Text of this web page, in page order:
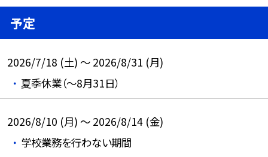
予定
2026/7/18 (土) ～ 2026/8/31 (月)
夏季休業（～8月31日）
2026/8/10 (月) ～ 2026/8/14 (金)
学校業務を行わない期間